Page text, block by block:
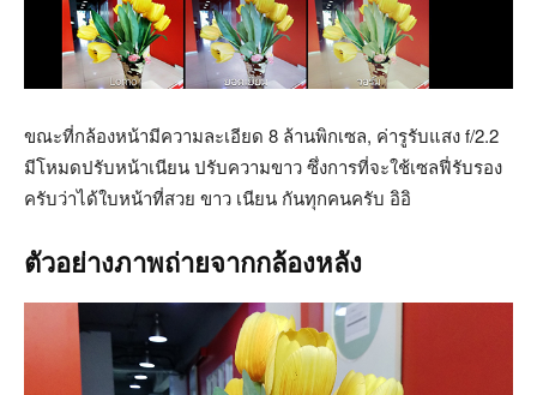
ขณะที่กล้องหน้ามีความละเอียด 8 ล้านพิกเซล, ค่ารูรับแสง f/2.2
มีโหมดปรับหน้าเนียน ปรับความขาว ซึ่งการที่จะใช้เซลฟี่รับรอง
ครับว่าได้ใบหน้าที่สวย ขาว เนียน กันทุกคนครับ อิอิ
ตัวอย่างภาพถ่ายจากกล้องหลัง